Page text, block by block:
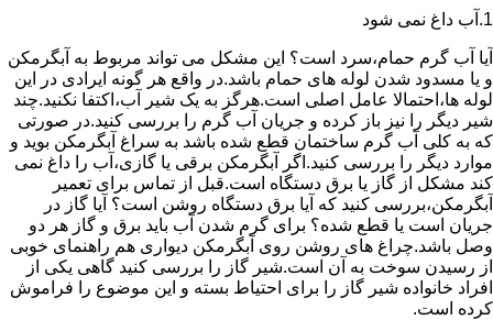
1.آب داغ نمی شود
آیا آب گرم حمام،سرد است؟ این مشکل می تواند مربوط به آبگرمکن
و یا مسدود شدن لوله های حمام باشد.در واقع هر گونه ایرادی در این
لوله ها،احتمالا عامل اصلی است.هرگز به یک شیر آب،اکتفا نکنید.چند
شیر دیگر را نیز باز کرده و جریان آب گرم را بررسی کنید.در صورتی
که به کلی آب گرم ساختمان قطع شده باشد به سراغ آبگرمکن بوید و
موارد دیگر را بررسی کنید.اگر آبگرمکن برقی یا گازی،آب را داغ نمی
کند مشکل از گاز یا برق دستگاه است.قبل از تماس برای تعمیر
آبگرمکن،بررسی کنید که آیا برق دستگاه روشن است؟ آیا گاز در
جریان است یا قطع شده؟ برای گرم شدن آب باید برق و گاز هر دو
وصل باشد.چراغ های روشن روی آبگرمکن دیواری هم راهنمای خوبی
از رسیدن سوخت به آن است.شیر گاز را بررسی کنید گاهی یکی از
افراد خانواده شیر گاز را برای احتیاط بسته و این موضوع را فراموش
کرده است.